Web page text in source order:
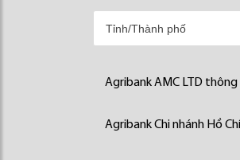
Agribank AMC LTD
Agribank Chi nhánh Hồ